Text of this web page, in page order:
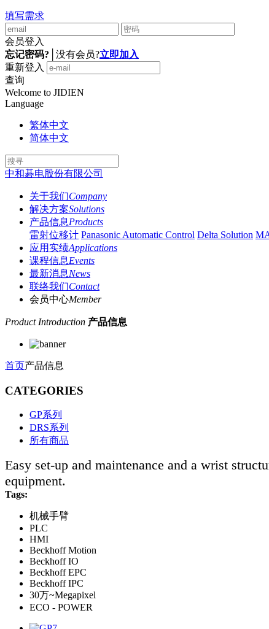
填写需求
会员登入
忘记密码?
没有会员?立即加入
重新登入
查询
Welcome to JIDIEN
Language
繁体中文
简体中文
中和碁电股份有限公司
关于我们Company
解决方案Solutions
产品信息Products
雷射位移计 Panasonic Automatic Control Delta Solution
应用实绩Applications
课程信息Events
最新消息News
联络我们Contact
会员中心Member
Product Introduction 产品信息
首页产品信息
CATEGORIES
GP系列
DRS系列
所有商品
Easy set-up and maintenance and a wrist
equipment.
Tags:
机械手臂
PLC
HMI
Beckhoff Motion
Beckhoff IO
Beckhoff EPC
Beckhoff IPC
30万~Megapixel
ECO - POWER